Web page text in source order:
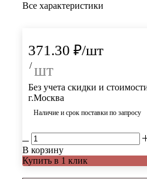
Все характеристики
371.30 ₽/шт
/ шт
Без учета скидки и
г.Москва
Наличие и срок поставки по запросу
В корзину
Купить в 1 клик